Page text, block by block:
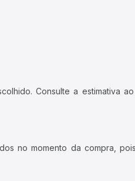
Consulte a estimativa ao
no momento da compra,